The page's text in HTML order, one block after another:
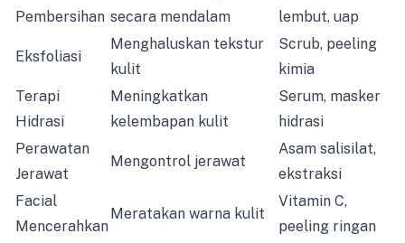
Pembersihan secara mendalam
lembut, uap
Eksfoliasi
Menghaluskan tekstur
kulit
Scrub, peeling
kimia
Terapi
Hidrasi
Meningkatkan
kelembapan kulit
Serum, masker
hidrasi
Perawatan
Jerawat
Mengontrol jerawat
Asam salisilat,
ekstraksi
Facial
Mencerahkan
Meratakan warna kulit
Vitamin C,
peeling ringan